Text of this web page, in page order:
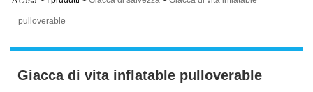
pulloverable
Giacca di vita inflatable pulloverable